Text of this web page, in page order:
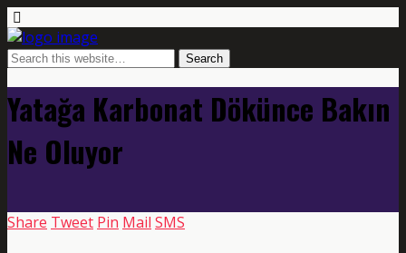
Yatağa Karbonat Dökünce Bakın
Ne Oluyor
Share Tweet Pin Mail SMS